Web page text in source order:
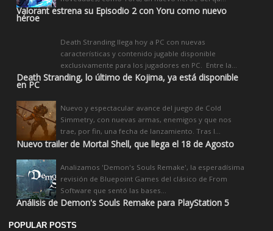
Valorant estrena su Episodio 2 con Yoru como nuevo
héroe
Death Stranding, lo último de Kojima, ya está disponible
en PC
Death Stranding llega hoy a PC con nuevas
características y contenido jugable disponible
exclusivamente para los jugadores en PC. Entre la...
Nuevo trailer de Mortal Shell, que llega el 18 de Agosto
Nuevo y espectacular avance del juego de Cold
Simmetry, con nuevas armas, enemigos y que nos
trae, por fin, una fecha de lanzamiento. Tras l...
Análisis de Demon's Souls Remake para PlayStation 5
Analizamos 'Demon's Souls Remake', la esperadísima
revisión de Bluepoint Games del clásico de From
Software que sentó las bases...
POPULAR POSTS